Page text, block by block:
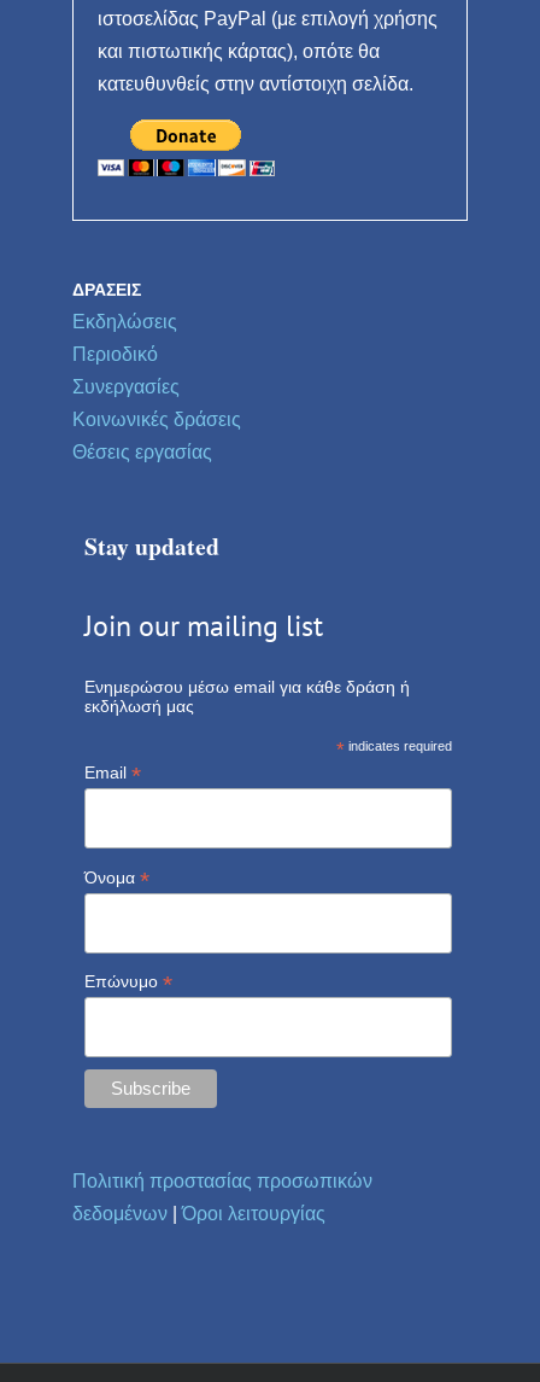
ιστοσελίδας PayPal (με επιλογή χρήσης
και πιστωτικής κάρτας), οπότε θα
κατευθυνθείς στην αντίστοιχη σελίδα.
ΔΡΆΣΕΙΣ
Εκδηλώσεις
Περιοδικό
Συνεργασίες
Κοινωνικές δράσεις
Θέσεις εργασίας
Stay updated
Join our mailing list
Ενημερώσου μέσω email για κάθε δράση ή
εκδήλωσή μας
* indicates required
Email *
Όνομα *
Επώνυμο *
Πολιτική προστασίας προσωπικών
δεδομένων |Όροι λειτουργίας